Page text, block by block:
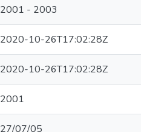
2001 - 2003
2020-10-26T17:02:28Z
2020-10-26T17:02:28Z
2001
27/07/05